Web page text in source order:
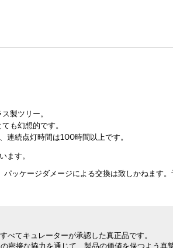
製ツリー。
も幻想的です。
連続点灯時間は100時間以上です。
ます。
ッケージダメージによる交換は致しかねます。
べてキュレーターが承認した真正品です。